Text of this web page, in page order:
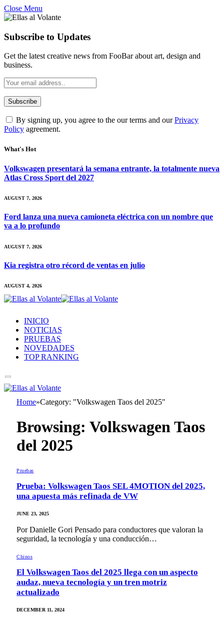
Close Menu
Subscribe to Updates
Get the latest creative news from FooBar about art, design and
business.
By signing up, you agree to the our terms and ourPrivacy
Policy agreement.
What's Hot
Volkswagen presentará la semana entrante, la totalmente nueva
Atlas Cross Sport del 2027
AUGUST 7, 2026
Ford lanza una nueva camioneta eléctrica con un nombre que
va a lo profundo
AUGUST 7, 2026
Kia registra otro récord de ventas en julio
AUGUST 4, 2026
INICIO
NOTICIAS
PRUEBAS
NOVEDADES
TOP RANKING
Home»Category: "Volkswagen Taos del 2025"
Browsing: Volkswagen Taos
del 2025
Pruebas
Prueba: Volkswagen Taos SEL 4MOTION del 2025,
una apuesta más refinada de VW
JUNE 23, 2025
Por Danielle Gori Pensado para conductores que valoran la
seguridad, la tecnología y una conducción…
Chinos
El Volkswagen Taos del 2025 llega con un aspecto
audaz, nueva tecnología y un tren motriz
actualizado
DECEMBER 11, 2024